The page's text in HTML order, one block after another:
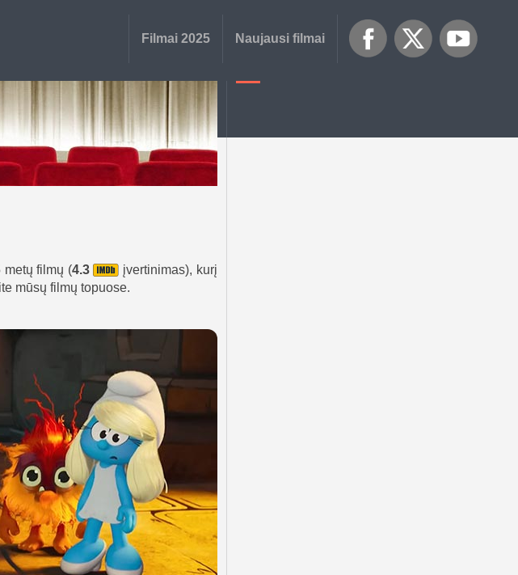
Naujausi filmai
Filmai 2025
metų filmų (4.3
įvertinimas), kurį
mūsų filmų topuose.